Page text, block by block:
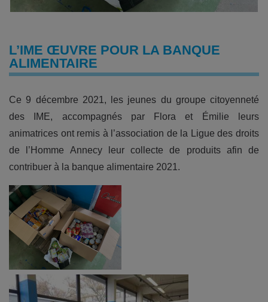
L’IME ŒUVRE POUR LA BANQUE
ALIMENTAIRE
Ce 9 décembre 2021, les jeunes du groupe citoyenneté
des IME, accompagnés par Flora et Émilie leurs
animatrices ont remis à l’association de la Ligue des droits
de l’Homme Annecy leur collecte de produits afin de
contribuer à la banque alimentaire 2021.